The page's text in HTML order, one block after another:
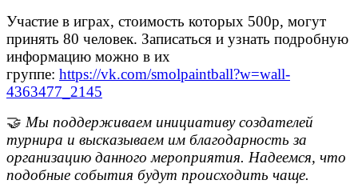
Участие в играх, стоимость которых 500р, могут
принять 80 человек. Записаться и узнать подробную
информацию можно в их
группе: https://vk.com/smolpaintball?w=wall-
4363477_2145
🤝 Мы поддерживаем инициативу создателей
турнира и высказываем им благодарность за
организацию данного мероприятия. Надеемся, что
подобные события будут происходить чаще.